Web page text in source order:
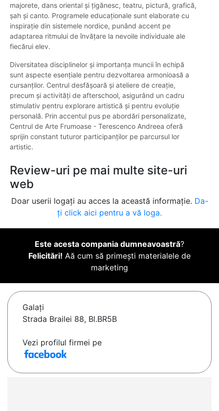
majorete, dans oriental și țigănesc, teatru, pictură, grafică,
șah și canto. Programele educaționale sunt elaborate cu
inspirație din sistemele nordice, punând accent pe
adaptarea ritmului de învățare la nevoile individuale ale
fiecărui elev.
Diversitatea disciplinelor și importanța muncii în echipă
sunt aspecte esențiale pentru dezvoltarea armonioasă a
cursanților. Centrul desfășoară și ateliere de creație,
precum și activități de afterschool, asigurând un cadru
stimulativ pentru explorare artistică și pentru evoluție
personală. Prin accentul pus pe abordări personalizate,
Centrul de Arte Frumoase - Terescenco Andreea oferă
sprijin constant tuturor participanților pe parcursul lor
artistic.
Review-uri pe mai multe site-uri
web
Doar userii logați au acces la această informație. Da-
ți click aici pentru a vă loga.
Este acesta compania dumneavoastră?
Felicitări! Aă cum să primești materialele de
marketing
Galaţi
Strada Brailei 88, Bl.BR5B
Vezi profilul firmei pe